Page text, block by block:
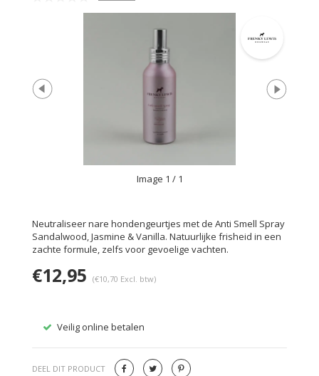
Image 1 / 1
Neutraliseer nare hondengeurtjes met de Anti Smell Spray
Sandalwood, Jasmine & Vanilla. Natuurlijke frisheid in een
zachte formule, zelfs voor gevoelige vachten.
€12,95 (€10,70 Excl. btw)
Veilig online betalen
DEEL DIT PRODUCT